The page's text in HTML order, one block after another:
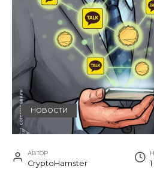
НОВОСТИ
АВТОР
CryptoHamster